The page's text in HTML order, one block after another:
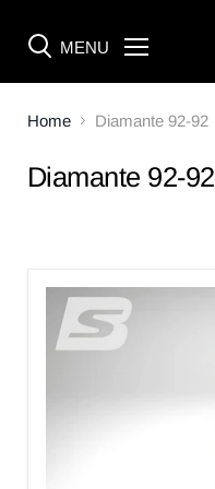
MENU
Home Diamante 92-92
Diamante 92-92